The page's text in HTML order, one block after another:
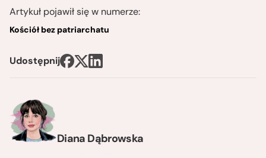
Diana Dąbrowska
Artykuł pojawił się w numerze:
Kościół bez patriarchatu
Udostępnij